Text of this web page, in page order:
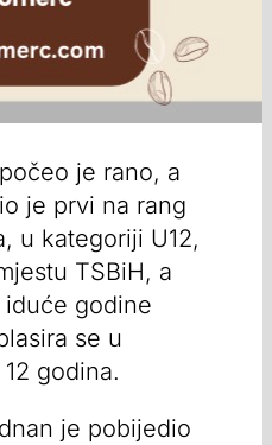
je rano, a
je prvi na rang
u kategoriji U12,
TSBiH, a
godine
se u
godina.
je pobijedio